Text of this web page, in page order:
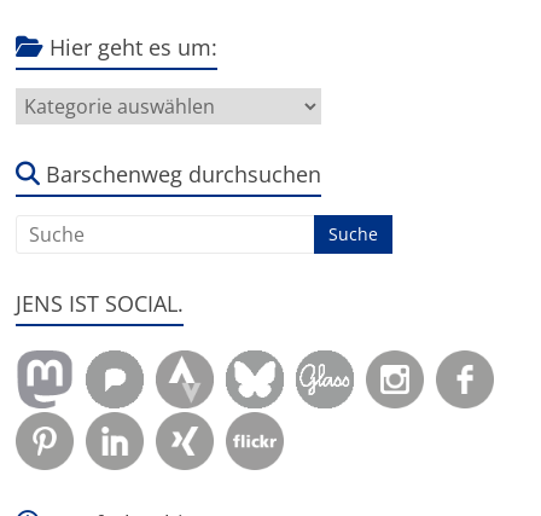
Hier geht es um:
Hier
geht
um:Barschenweg durchsuchen
JENS IST SOCIAL.